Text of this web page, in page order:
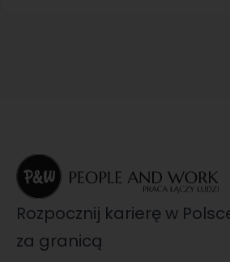
Rozpocznij karierę w
za granicą